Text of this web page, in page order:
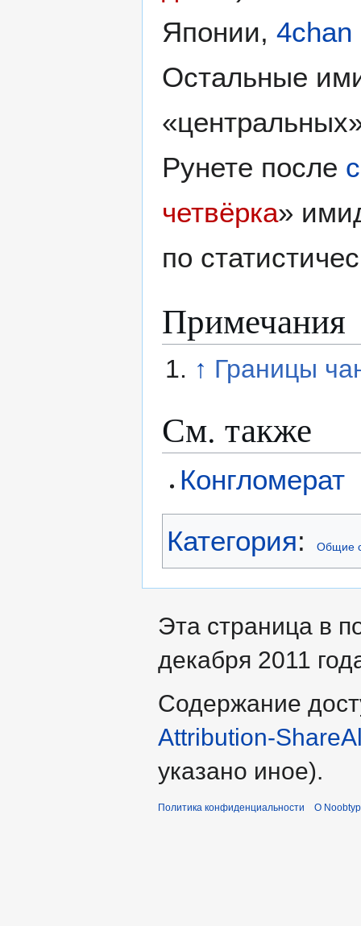
Японии, 4chan
Остальные
Рунете после
четвёрка»
по
Примечания
↑ Границы
См. также
Конгломерат
Категория: Общие
Эта страница в
декабря 2011
Содержание
Attribution-
указано иное).
Политика конфиденциальности О